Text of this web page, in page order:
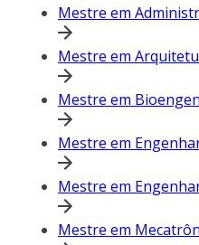
Mestre em
Mestre em
Mestre em
Mestre em
Mestre em
Mestre em